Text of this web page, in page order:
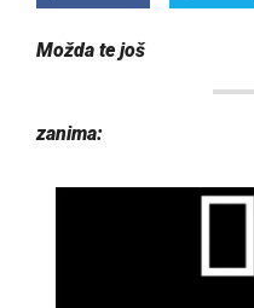
Možda te još
zanima: